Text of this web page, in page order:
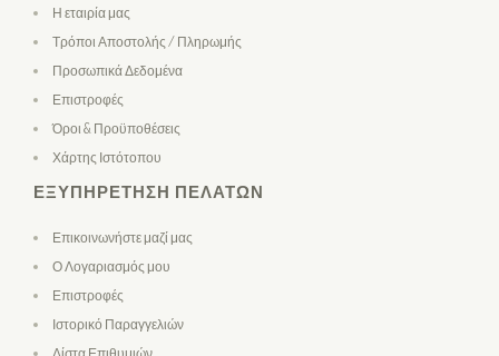
Η εταιρία μας
Τρόποι Αποστολής / Πληρωμής
Προσωπικά Δεδομένα
Επιστροφές
Όροι & Προϋποθέσεις
Χάρτης Ιστότοπου
ΕΞΥΠΗΡΈΤΗΣΗ ΠΕΛΑΤΏΝ
Επικοινωνήστε μαζί μας
Ο Λογαριασμός μου
Επιστροφές
Ιστορικό Παραγγελιών